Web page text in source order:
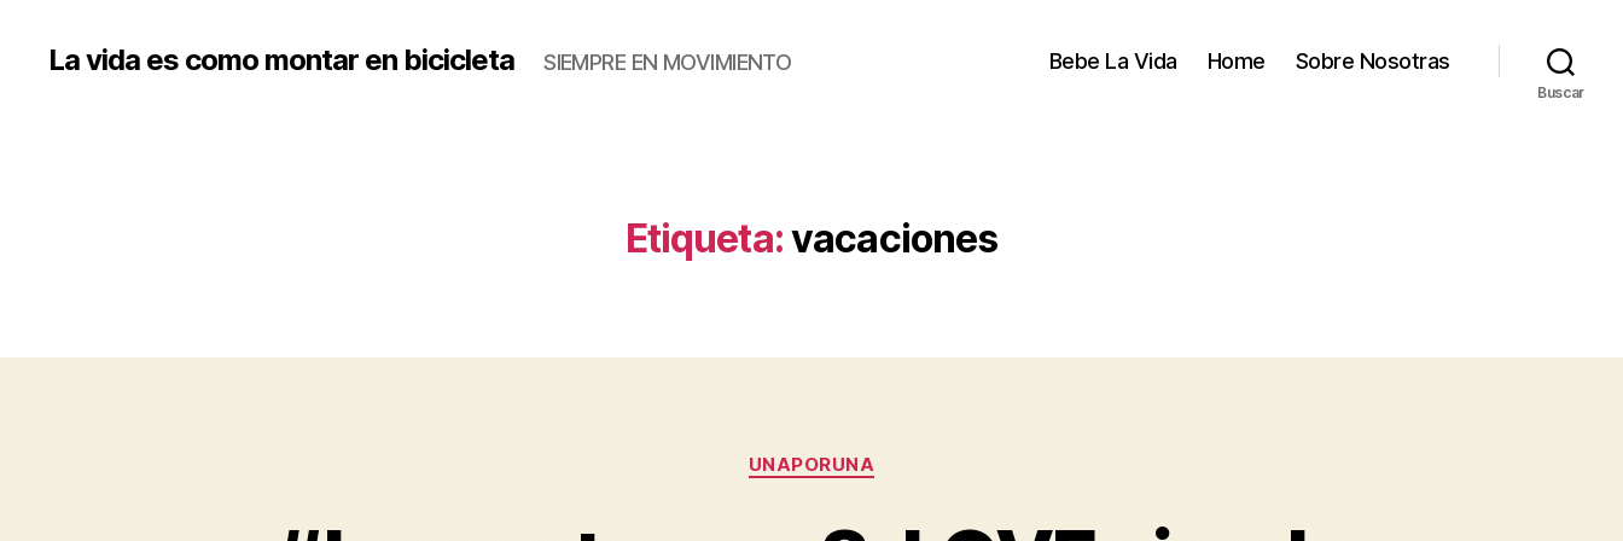
La vida es como montar en bicicleta SIEMPRE EN MOVIMIENTO Bebe La Vida Home Sobre Nosotras
Buscar
Etiqueta:vacaciones
Categorías
UNAPORUNA